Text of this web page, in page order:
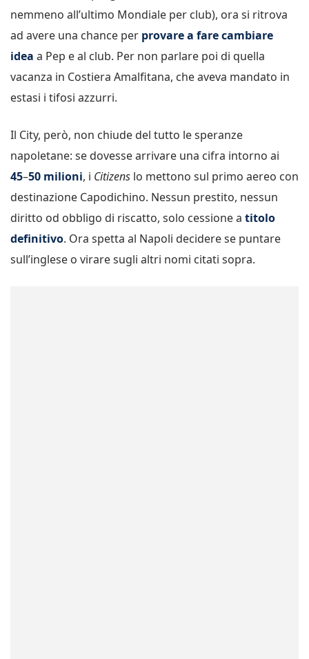
nemmeno all’ultimo Mondiale per club), ora si ritrova
ad avere una chance per provare a fare cambiare
idea a Pep e al club. Per non parlare poi di quella
vacanza in Costiera Amalfitana, che aveva mandato in
estasi i tifosi azzurri.
Il City, però, non chiude del tutto le speranze
napoletane: se dovesse arrivare una cifra intorno ai
45–50 milioni, i Citizens lo mettono sul primo aereo con
destinazione Capodichino. Nessun prestito, nessun
diritto od obbligo di riscatto, solo cessione a titolo
definitivo. Ora spetta al Napoli decidere se puntare
sull’inglese o virare sugli altri nomi citati sopra.